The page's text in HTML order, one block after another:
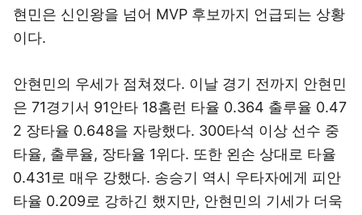
현민은 신인왕을 넘어 MVP 후보까지 언급되는 상황
이다.
안현민의 우세가 점쳐졌다. 이날 경기 전까지 안현민
은 71경기서 91안타 18홈런 타율 0.364 출루율 0.47
2 장타율 0.648을 자랑했다. 300타석 이상 선수 중
타율, 출루율, 장타율 1위다. 또한 왼손 상대로 타율
0.431로 매우 강했다. 송승기 역시 우타자에게 피안
타율 0.209로 강하긴 했지만, 안현민의 기세가 더욱